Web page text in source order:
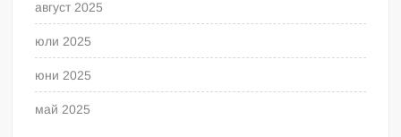
август 2025
юли 2025
юни 2025
май 2025